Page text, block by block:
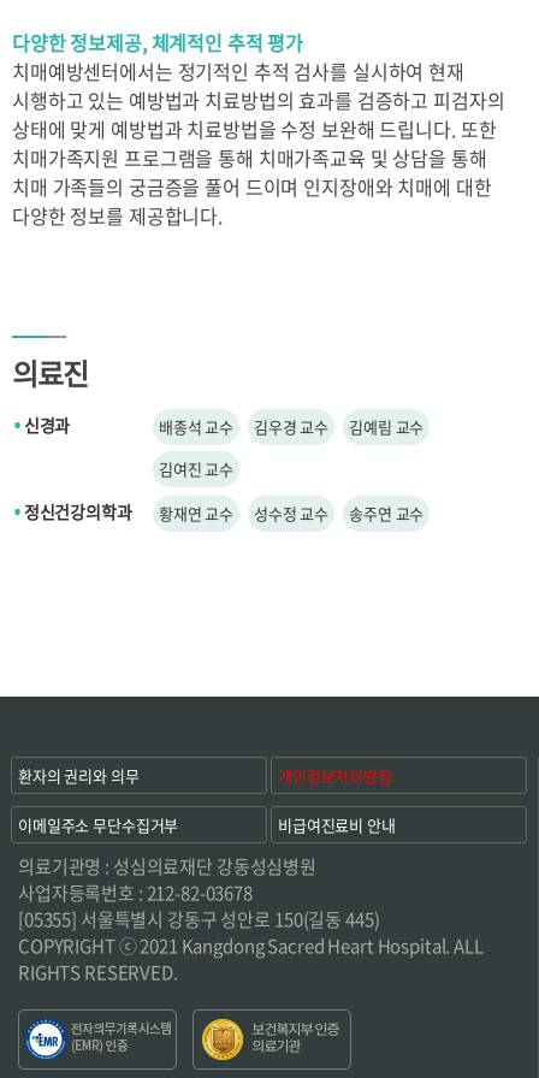
다양한 정보제공, 체계적인 추적 평가
치매예방센터에서는 정기적인 추적 검사를 실시하여 현재
시행하고 있는 예방법과 치료방법의 효과를 검증하고 피검자의
상태에 맞게 예방법과 치료방법을 수정 보완해 드립니다. 또한
치매가족지원 프로그램을 통해 치매가족교육 및 상담을 통해
치매 가족들의 궁금증을 풀어 드이며 인지장애와 치매에 대한
다양한 정보를 제공합니다.
의료진
●신경과 배종석 교수 김우경 교수
김예림 교수
김여진 교수
●정신건강의학과 황재연 교수 성수정 교수 송주연 교수
환자의 권리와 의무 개인정보처리방침
이메일주소 무단수집거부 비급여진료비 안내
의료기관명 : 성심의료재단 강동성심병원
사업자등록번호 : 212-82-03678
[05355] 서울특별시 강동구 성안로 150(길동 445)
COPYRIGHT ⓒ 2021 Kangdong Sacred Heart Hospital. ALL
RIGHTS RESERVED.